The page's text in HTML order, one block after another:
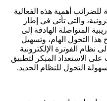
للضرائب أهمية هذه الفعالية
والتي تأتي في إطار
المتواصلة الهادفة إلى
هذا التحول الهام، وتسهيل
نظام الفوترة الإلكترونية
الاستعداد المبكر لتطبيق
التحول للنظام الجديد.